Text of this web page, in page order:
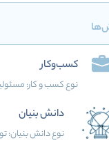
کسب‌وکار
نوع کسب و کار:
دانش بنیان
نوع دانش بنیان: